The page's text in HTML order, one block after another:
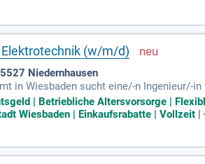
wie Zerlegung, Produktion und Einkauf.
sodass du aktiv zur Weiterentwicklung
(w/m/d)
Niedernhausen
in Wiesbaden sucht eine/-n
und Instandhaltung von
Studium in Elektro-
von Vorteil. Die Tätigkeit erfolgt in
jetzt und gestalten Sie aktiv die
| Betriebliche Altersvorsorge |
Wiesbaden | Einkaufsrabatte | Vollzeit |